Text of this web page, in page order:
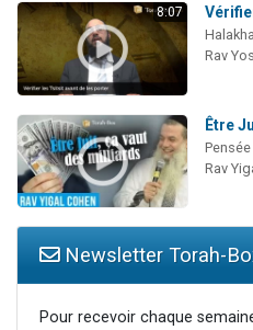
8:07
Rav
Être
Rav
Newsletter Torah-
Pour recevoir chaque